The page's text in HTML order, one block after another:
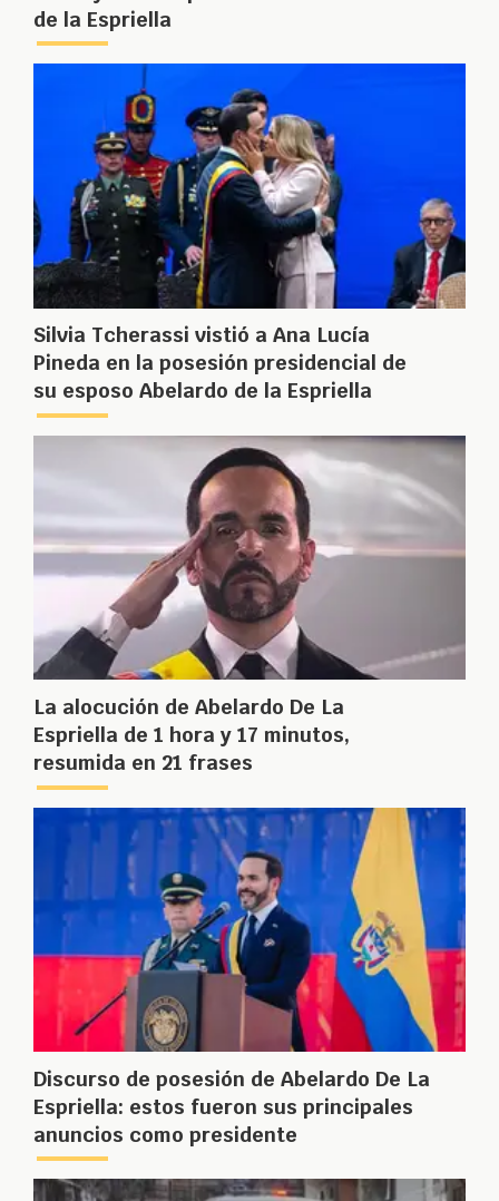
de la Espriella
Silvia Tcherassi vistió a Ana Lucía
Pineda en la posesión presidencial de
su esposo Abelardo de la Espriella
La alocución de Abelardo De La
Espriella de 1 hora y 17 minutos,
resumida en 21 frases
Discurso de posesión de Abelardo De La
Espriella: estos fueron sus principales
anuncios como presidente